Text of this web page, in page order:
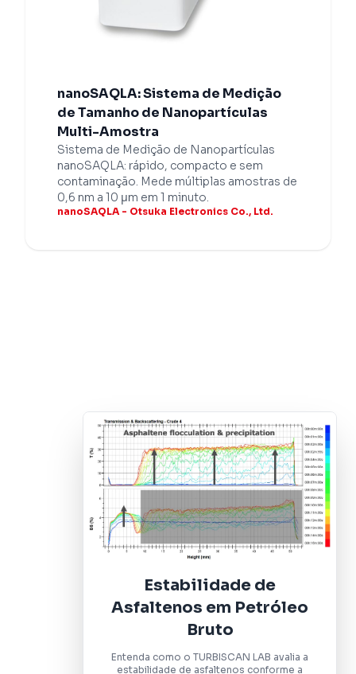
Estabilidade de
Asfaltenos em Petróleo
Bruto
Entenda como o TURBISCAN LAB avalia a
estabilidade de asfaltenos conforme a
nanoSAQLA: Sistema de Medição
de Tamanho de Nanopartículas
Multi-Amostra
Sistema de Medição de Nanopartículas
nanoSAQLA: rápido, compacto e sem
contaminação. Mede múltiplas amostras de
0,6 nm a 10 μm em 1 minuto.
nanoSAQLA - Otsuka Electronics Co., Ltd.